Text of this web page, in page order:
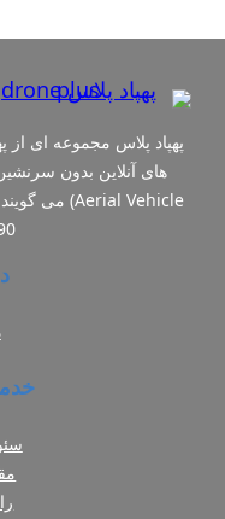
پهپاد پلاس مجموعه ای از
98+